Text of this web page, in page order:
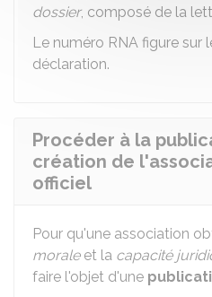
dossier, composé de la
Le numéro RNA figure sur
déclaration.
Procéder à la
création de
officiel
Pour qu'une association
moraleet la capacité
faire l'objet d'une